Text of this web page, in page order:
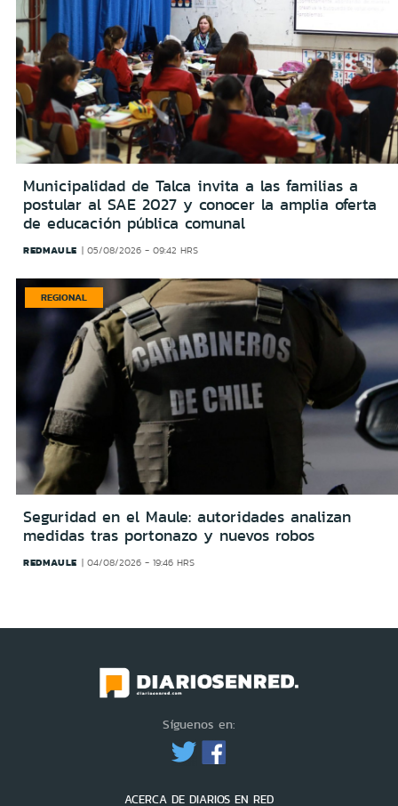
Municipalidad de Talca invita a las familias a
postular al SAE 2027 y conocer la amplia oferta
de educación pública comunal
REDMAULE 05/08/2026 - 09:42 HRS
REGIONAL
Seguridad en el Maule: autoridades analizan
medidas tras portonazo y nuevos robos
REDMAULE 04/08/2026 - 19:46 HRS
Síguenos en:
ACERCA DE DIARIOS EN RED